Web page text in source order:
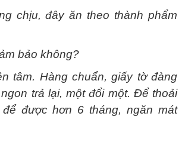
chịu, đây ăn theo thành phẩm
bảo không?
tâm. Hàng chuẩn, giấy tờ đàng
trả lại, một đổi một. Để thoải
được hơn 6 tháng, ngăn mát